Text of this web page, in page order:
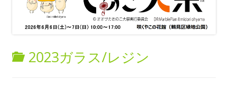
2023ガラス/レジン